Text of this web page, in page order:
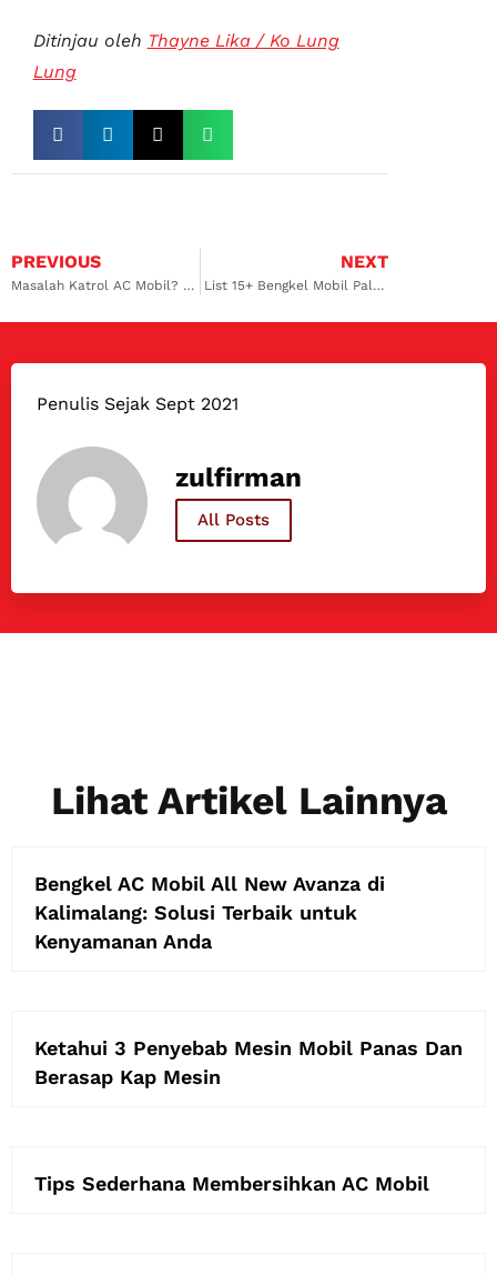
Ditinjau oleh Thayne Lika / Ko Lung
Lung
PREVIOUS
Masalah Katrol AC Mobil? Segera Perbaiki ke Tempat Service AC Mobil Honda Kelapa Gading dan Cempaka Putih
NEXT
List 15+ Bengkel Mobil Palembang Terdekat dan Terpercaya
Penulis Sejak Sept 2021
zulfirman
All Posts
Lihat Artikel Lainnya
Bengkel AC Mobil All New Avanza di
Kalimalang: Solusi Terbaik untuk
Kenyamanan Anda
Ketahui 3 Penyebab Mesin Mobil Panas Dan
Berasap Kap Mesin
Tips Sederhana Membersihkan AC Mobil